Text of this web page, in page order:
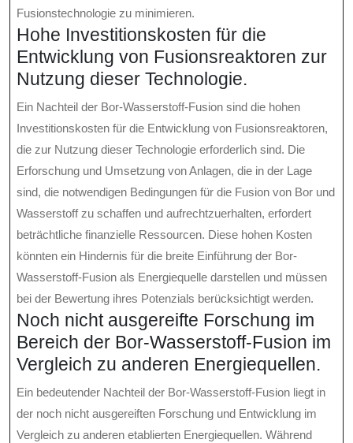
Fusionstechnologie zu minimieren.
Hohe Investitionskosten für die
Entwicklung von Fusionsreaktoren zur
Nutzung dieser Technologie.
Ein Nachteil der Bor-Wasserstoff-Fusion sind die hohen
Investitionskosten für die Entwicklung von Fusionsreaktoren,
die zur Nutzung dieser Technologie erforderlich sind. Die
Erforschung und Umsetzung von Anlagen, die in der Lage
sind, die notwendigen Bedingungen für die Fusion von Bor und
Wasserstoff zu schaffen und aufrechtzuerhalten, erfordert
beträchtliche finanzielle Ressourcen. Diese hohen Kosten
könnten ein Hindernis für die breite Einführung der Bor-
Wasserstoff-Fusion als Energiequelle darstellen und müssen
bei der Bewertung ihres Potenzials berücksichtigt werden.
Noch nicht ausgereifte Forschung im
Bereich der Bor-Wasserstoff-Fusion im
Vergleich zu anderen Energiequellen.
Ein bedeutender Nachteil der Bor-Wasserstoff-Fusion liegt in
der noch nicht ausgereiften Forschung und Entwicklung im
Vergleich zu anderen etablierten Energiequellen. Während